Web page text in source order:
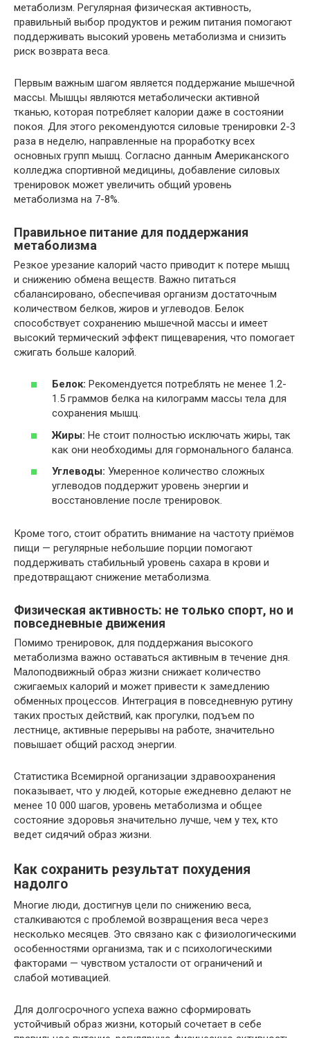
метаболизм. Регулярная физическая активность,
правильный выбор продуктов и режим питания помогают
поддерживать высокий уровень метаболизма и снизить
риск возврата веса.
Первым важным шагом является поддержание мышечной
массы. Мышцы являются метаболически активной
тканью, которая потребляет калории даже в состоянии
покоя. Для этого рекомендуются силовые тренировки 2-3
раза в неделю, направленные на проработку всех
основных групп мышц. Согласно данным Американского
колледжа спортивной медицины, добавление силовых
тренировок может увеличить общий уровень
метаболизма на 7-8%.
Правильное питание для поддержания
метаболизма
Резкое урезание калорий часто приводит к потере мышц
и снижению обмена веществ. Важно питаться
сбалансировано, обеспечивая организм достаточным
количеством белков, жиров и углеводов. Белок
способствует сохранению мышечной массы и имеет
высокий термический эффект пищеварения, что помогает
сжигать больше калорий.
Белок: Рекомендуется потреблять не менее 1.2-
1.5 граммов белка на килограмм массы тела для
сохранения мышц.
Жиры: Не стоит полностью исключать жиры, так
как они необходимы для гормонального баланса.
Углеводы: Умеренное количество сложных
углеводов поддержит уровень энергии и
восстановление после тренировок.
Кроме того, стоит обратить внимание на частоту приёмов
пищи — регулярные небольшие порции помогают
поддерживать стабильный уровень сахара в крови и
предотвращают снижение метаболизма.
Физическая активность: не только спорт, но и
повседневные движения
Помимо тренировок, для поддержания высокого
метаболизма важно оставаться активным в течение дня.
Малоподвижный образ жизни снижает количество
сжигаемых калорий и может привести к замедлению
обменных процессов. Интеграция в повседневную рутину
таких простых действий, как прогулки, подъем по
лестнице, активные перерывы на работе, значительно
повышает общий расход энергии.
Статистика Всемирной организации здравоохранения
показывает, что у людей, которые ежедневно делают не
менее 10 000 шагов, уровень метаболизма и общее
состояние здоровья значительно лучше, чем у тех, кто
ведет сидячий образ жизни.
Как сохранить результат похудения
надолго
Многие люди, достигнув цели по снижению веса,
сталкиваются с проблемой возвращения веса через
несколько месяцев. Это связано как с физиологическими
особенностями организма, так и с психологическими
факторами — чувством усталости от ограничений и
слабой мотивацией.
Для долгосрочного успеха важно сформировать
устойчивый образ жизни, который сочетает в себе